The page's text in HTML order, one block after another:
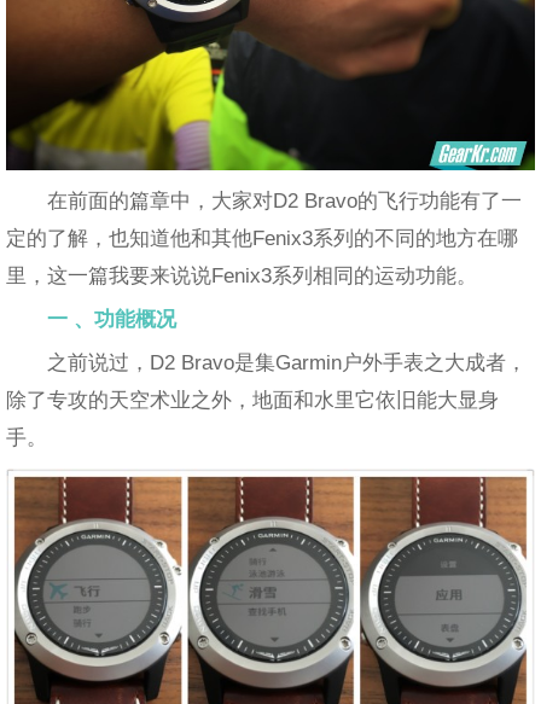
在前面的篇章中，大家对D2 Bravo的飞行功能有了一
定的了解，也知道他和其他Fenix3系列的不同的地方在哪
里，这一篇我要来说说Fenix3系列相同的运动功能。
一 、功能概况
之前说过，D2 Bravo是集Garmin户外手表之大成者，
除了专攻的天空术业之外，地面和水里它依旧能大显身
手。